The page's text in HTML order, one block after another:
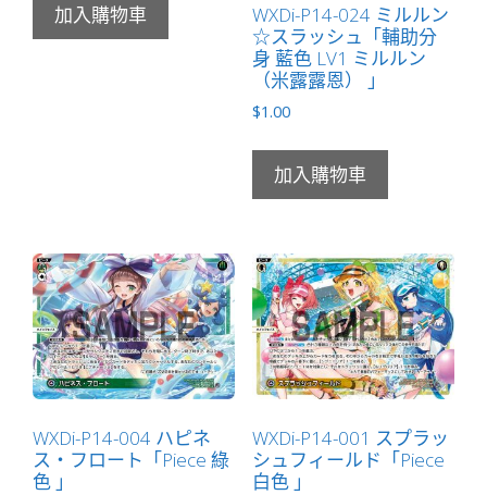
加入購物車
WXDi-P14-024 ミルルン
☆スラッシュ「輔助分
身 藍色 LV1 ミルルン
（米露露恩） 」
$1.00
加入購物車
WXDi-P14-004 ハピネ
ス・フロート「Piece 綠
色 」
WXDi-P14-001 スプラッ
シュフィールド「Piece
白色 」